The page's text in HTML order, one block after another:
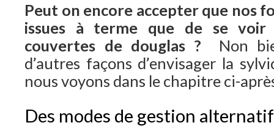
Peut on encore accepter que nos
issues à terme que de se voir
couvertes de douglas ? Non
d’autres façons d’envisager la
nous voyons dans le chapitre ci-
Des modes de gestion